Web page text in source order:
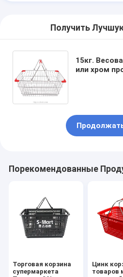
Получить
15кг.
или хром
Порекомендованные
Торговая корзина
супермаркета
Цинк
товаров